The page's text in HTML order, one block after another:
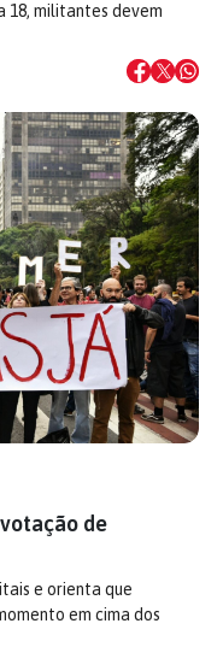
18, militantes devem
de
e orienta que
em cima dos